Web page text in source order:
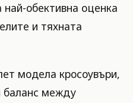
обективна оценка
и тяхната
модела кросоувъри,
баланс между